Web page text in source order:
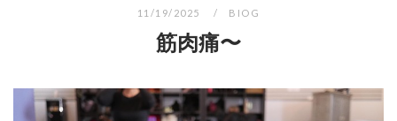
11/19/2025 BIOG
筋肉痛〜